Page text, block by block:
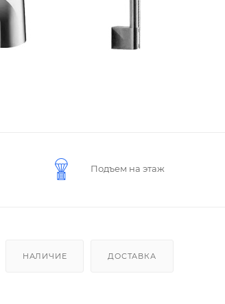
Подъем на этаж
НАЛИЧИЕ ДОСТАВКА